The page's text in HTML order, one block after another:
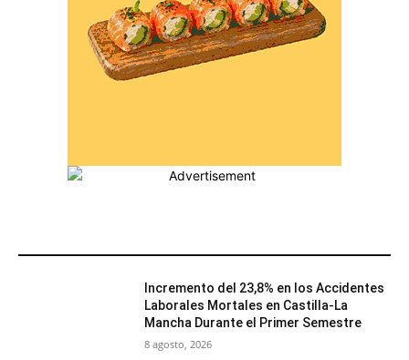
Incremento del 23,8% en los Accidentes
Laborales Mortales en Castilla-La
Mancha Durante el Primer Semestre
8 agosto, 2026